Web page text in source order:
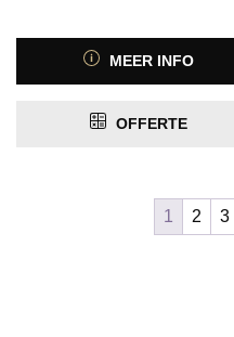
MEER INFO
OFFERTE
1 2 3